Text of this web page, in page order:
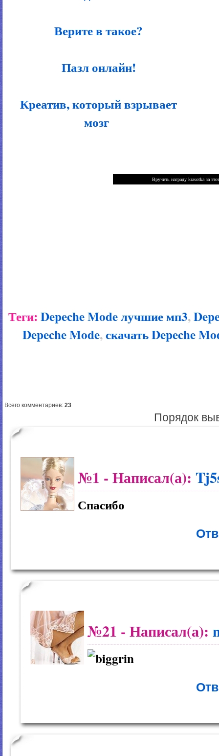
Верите в такое?
Пазл онлайн!
Креатив, который взрывает
мозг
Теги: Depeche Mode лучшие мп3,
Depeche Mode,скачать Depeche
Всего комментариев: 23
Порядок
№1 - Написал(а):
Спасибо
№21 - Написал(а):